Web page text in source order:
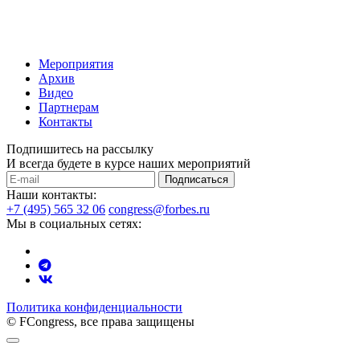
Мероприятия
Архив
Видео
Партнерам
Контакты
Подпишитесь на рассылку
И всегда будете в курсе наших мероприятий
Подписаться
Наши контакты:
+7 (495) 565 32 06 congress@forbes.ru
Мы в социальных сетях:
Политика конфиденциальности
© FCongress, все права защищены